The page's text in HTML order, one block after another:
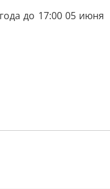
до 17:00 05 июня